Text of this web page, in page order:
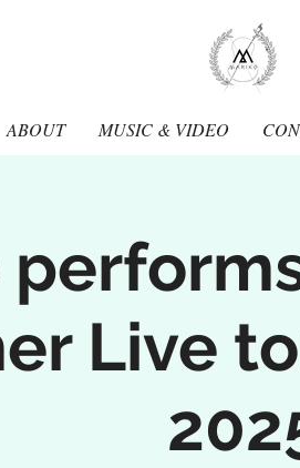
ABOUT MUSIC & VIDEO
Live